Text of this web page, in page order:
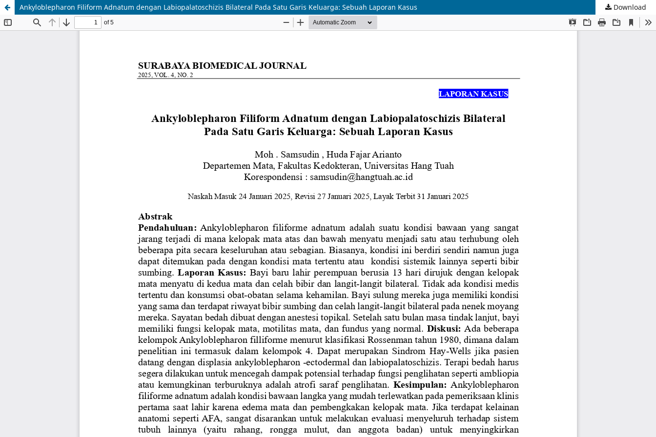
Ankyloblepharon Filiform Adnatum dengan Labiopalatoschizis Bilateral Pada Satu Garis Keluarga: Sebuah Laporan Kasus Download